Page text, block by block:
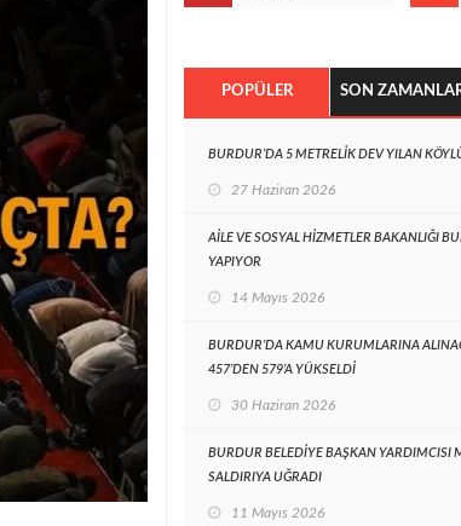
POPÜLER SON
BURDUR’DA 5 METRELİK DEV YILAN
27 Haziran 2026
AİLE VE SOSYAL HİZMETLER BAKANLIĞI
YAPIYOR
14 Mayıs 2026
BURDUR’DA KAMU KURUMLARINA
457’DEN 579’A YÜKSELDİ
30 Haziran 2026
BURDUR BELEDİYE BAŞKAN YARDIMCISI
SALDIRIYA UĞRADI
11 Mayıs 2026